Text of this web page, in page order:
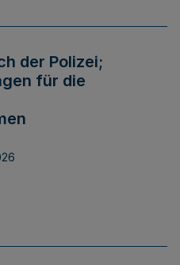
der Polizei;
für die